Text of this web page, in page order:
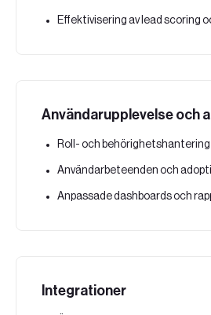
Effektivisering av lead scoring
Användarupplevelse och
Roll- och behörighetshantering
Användarbeteenden och
Anpassade dashboards och
Integrationer